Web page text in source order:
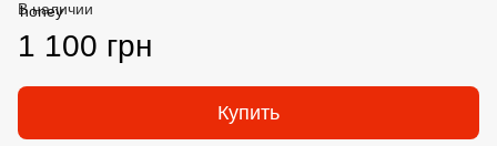
В наличии
1 100 грн
Купить